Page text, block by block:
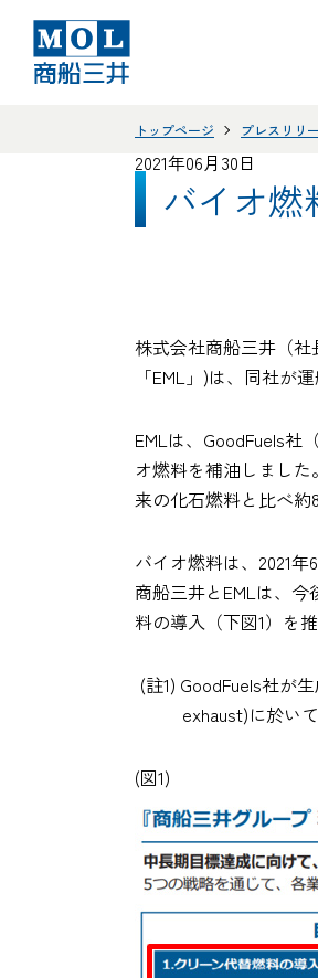
トップページ プレスリリ
2021年06月30日
バイオ燃
株式会社商船三井（社
「EML」)は、同社が
EMLは、GoodFuels社
オ燃料を補油しまし
来の化石燃料と比べ約
バイオ燃料は、2021
商船三井とEMLは、
料の導入（下図1）を
(註1) GoodFuels社が
exhaust)に於い
(図1)